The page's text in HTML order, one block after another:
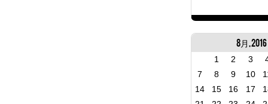
8月, 2016
1 2 3
7
8 9 10
14
15 16 17